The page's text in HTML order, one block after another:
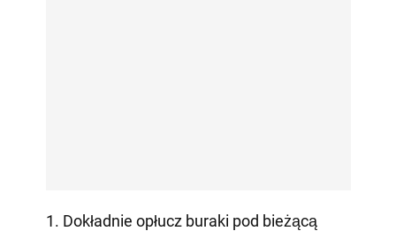
1. Dokładnie opłucz buraki pod bieżącą